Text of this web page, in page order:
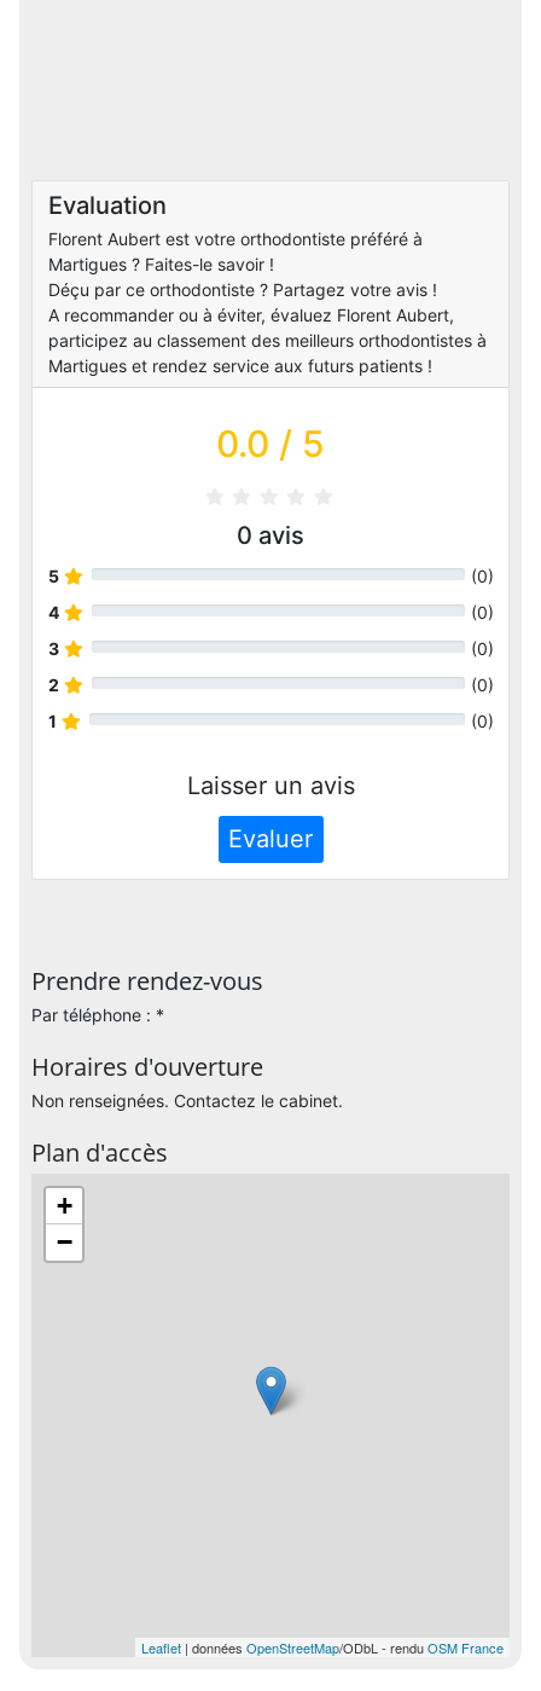
Evaluation
Florent Aubert est votre orthodontiste préféré à
Martigues ? Faites-le savoir !
Déçu par ce orthodontiste ? Partagez votre avis !
A recommander ou à éviter, évaluez Florent Aubert,
participez au classement des meilleurs orthodontistes à
Martigues et rendez service aux futurs patients !
0.0 / 5
0 avis
5 (0)
4
(0)
3
(0)
2
(0)
1
(0)
Laisser un avis
Evaluer
Prendre rendez-vous
Par téléphone : *
Horaires d'ouverture
Non renseignées. Contactez le cabinet.
Plan d'accès
+
−
Leaflet | données OpenStreetMap/ODbL - renduOSM France